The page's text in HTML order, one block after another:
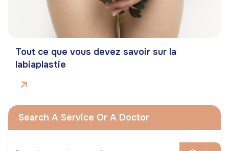
Tout ce que vous devez savoir sur la
labiaplastie
Search A Service Or A Doctor